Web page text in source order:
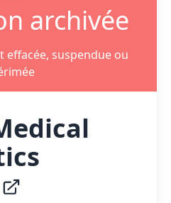
archivée
effacée, suspendue ou